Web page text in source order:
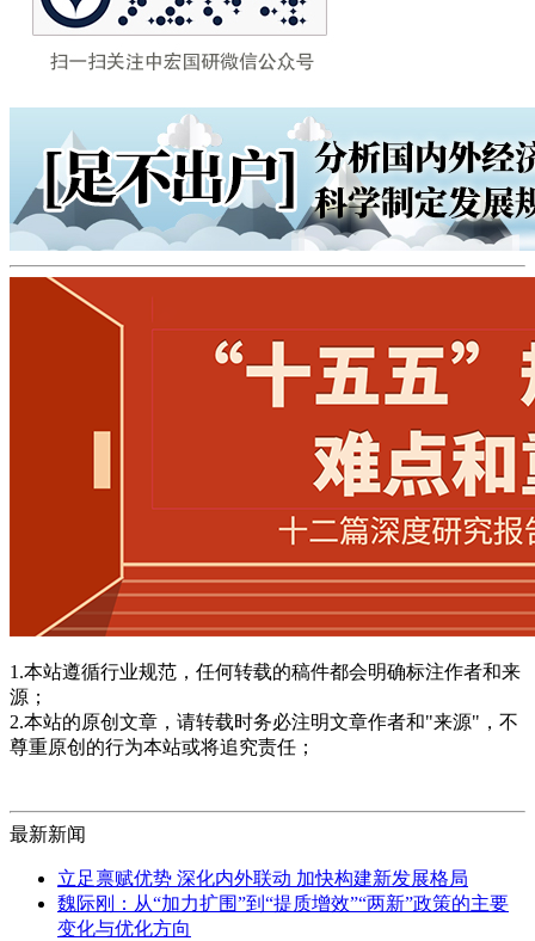
1.本站遵循行业规范，任何转载的稿件都会明确标注作者和来
源；
2.本站的原创文章，请转载时务必注明文章作者和"来源"，不
尊重原创的行为本站或将追究责任；
最新新闻
立足禀赋优势 深化内外联动 加快构建新发展格局
魏际刚：从“加力扩围”到“提质增效”“两新”政策的主要
变化与优化方向